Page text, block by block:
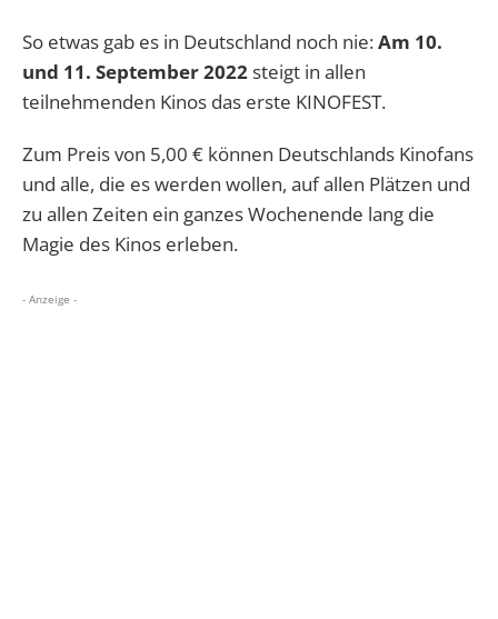
So etwas gab es in Deutschland noch nie:Am 10.
und 11. September 2022steigt in allen
teilnehmenden Kinos das erste KINOFEST.
Zum Preis von 5,00 € können Deutschlands Kinofans
und alle, die es werden wollen, auf allen Plätzen und
zu allen Zeiten ein ganzes Wochenende lang die
Magie des Kinos erleben.
- Anzeige -